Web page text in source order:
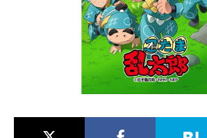
実写化
今期アニメ曜日別一覧
夏アニ
男性声優/女性声優一覧